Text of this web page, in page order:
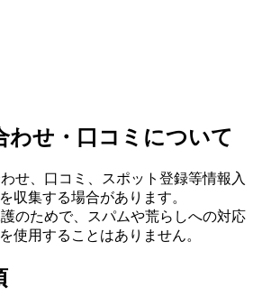
わせ・口コミについて
せ、口コミ、スポット登録等情報入
収集する場合があります。
のためで、スパムや荒らしへの対応
使用することはありません。